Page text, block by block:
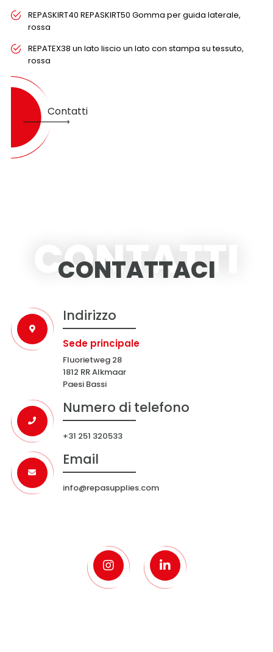
REPASKIRT40 REPASKIRT50 Gomma per guida laterale,
rossa
REPATEX38 un lato liscio un lato con stampa su tessuto,
rossa
Contatti
CONTATTACI
CONTATTI
Indirizzo
Sede principale
Fluorietweg 28
1812 RR Alkmaar
Paesi Bassi
Numero di telefono
+31 251 320533
Email
info@repasupplies.com